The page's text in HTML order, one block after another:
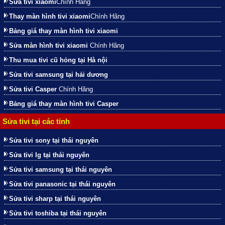
Sửa tivi xiaomiChính Hãng
Thay màn hình tivi xiaomiChính Hãng
Bảng giá thay màn hình tivi xiaomi
Sửa màn hình tivi xiaomi Chính Hãng
Thu mua tivi cũ hỏng tại Hà nội
Sửa tivi samsung tại hải dương
Sửa tivi Casper Chính Hãng
Bảng giá thay màn hình tivi Casper
Sửa tivi tại các tỉnh
Sửa tivi sony tại thái nguyên
Sửa tivi lg tại thái nguyên
Sửa tivi samsung tại thái nguyên
Sửa tivi panasonic tại thái nguyên
Sửa tivi sharp tại thái nguyên
Sửa tivi toshiba tại thái nguyên